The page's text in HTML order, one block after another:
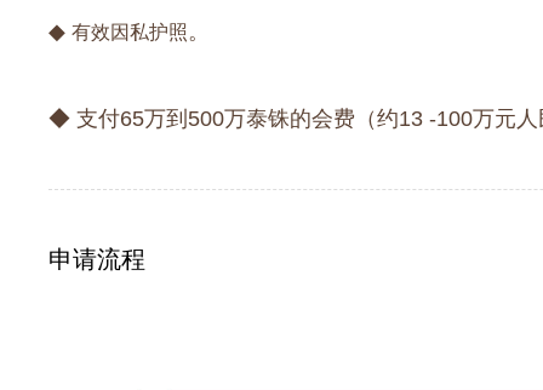
◆ 有效因私护照 。
◆ 支付65万到500万泰铢的会费（约13 -100万元人
申请流程